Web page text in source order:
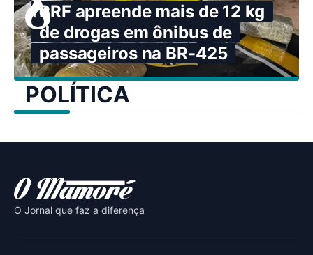
PRF apreende mais de 12 kg
de drogas em ônibus de
passageiros na BR-425
POLÍTICA
O Jornal que faz a diferença